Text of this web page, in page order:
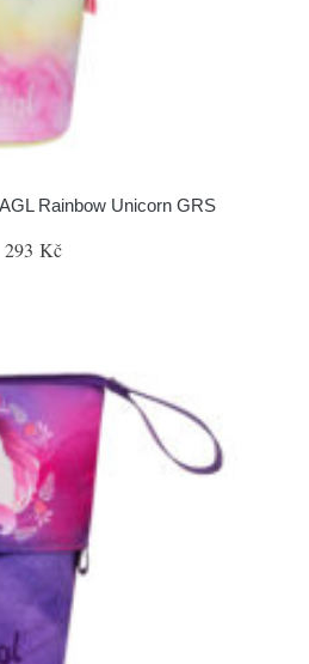
Rainbow Unicorn GRS
293 Kč